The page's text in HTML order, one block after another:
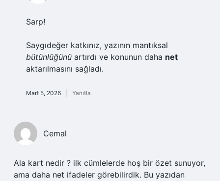
Sarp!
Saygıdeğer katkınız, yazının mantıksal
bütünlüğünü artırdı ve konunun daha net
aktarılmasını sağladı.
Mart 5, 2026 Yanıtla
Cemal
Ala kart nedir ? ilk cümlelerde hoş bir özet sunuyor,
ama daha net ifadeler görebilirdik. Bu yazıdan